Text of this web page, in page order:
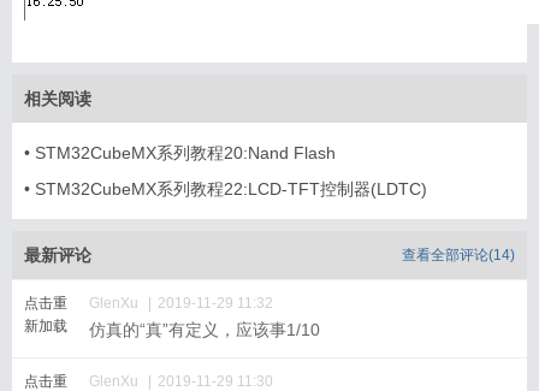
相关阅读
• STM32CubeMX系列教程20:Nand Flash
• STM32CubeMX系列教程22:LCD-TFT控制器(LDTC)
查看全部评论(14)
最新评论
点击重
新加载
GlenXu 2019-11-29 11:32
仿真的“真”有定义，应该事1/10
点击重
GlenXu 2019-11-29 11:30